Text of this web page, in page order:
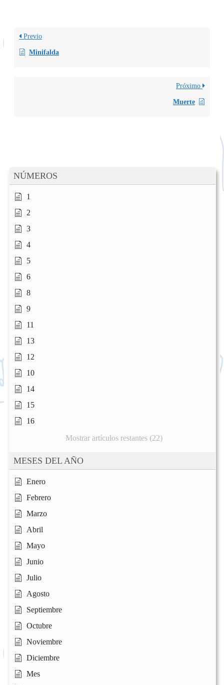
NÚMEROS
1
2
3
4
5
6
8
9
11
13
12
10
14
15
16
Mostrar artículos restantes (22)
MESES DEL AÑO
Enero
Febrero
Marzo
Abril
Mayo
Junio
Julio
Agosto
Septiembre
Octubre
Noviembre
Diciembre
Mes
Previo
Minifalda
Próximo
Muerte